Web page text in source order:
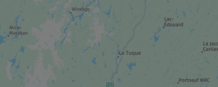
MUSÉE / SITE HISTORIQUE
Musée des beaux-arts de Montréal